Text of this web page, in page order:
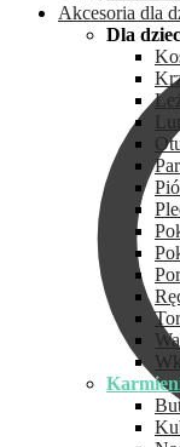
Akcesoria dla
Dla